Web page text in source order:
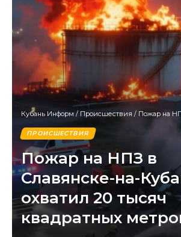
Кубань Информ / Происшествия / Пожар на НПЗ в Славянске-
ПРОИСШЕСТВИЯ
Пожар на НПЗ в
Славянске-на-
охватил 20 тысяч
квадратных